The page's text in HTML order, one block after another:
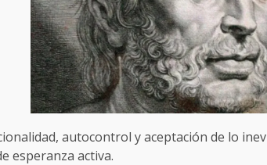
autocontrol y aceptación de lo
esperanza activa.